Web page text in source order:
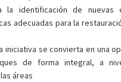
la identificación de nuevas
adecuadas para la
iniciativa se convierta en una
de forma integral, a
áreas